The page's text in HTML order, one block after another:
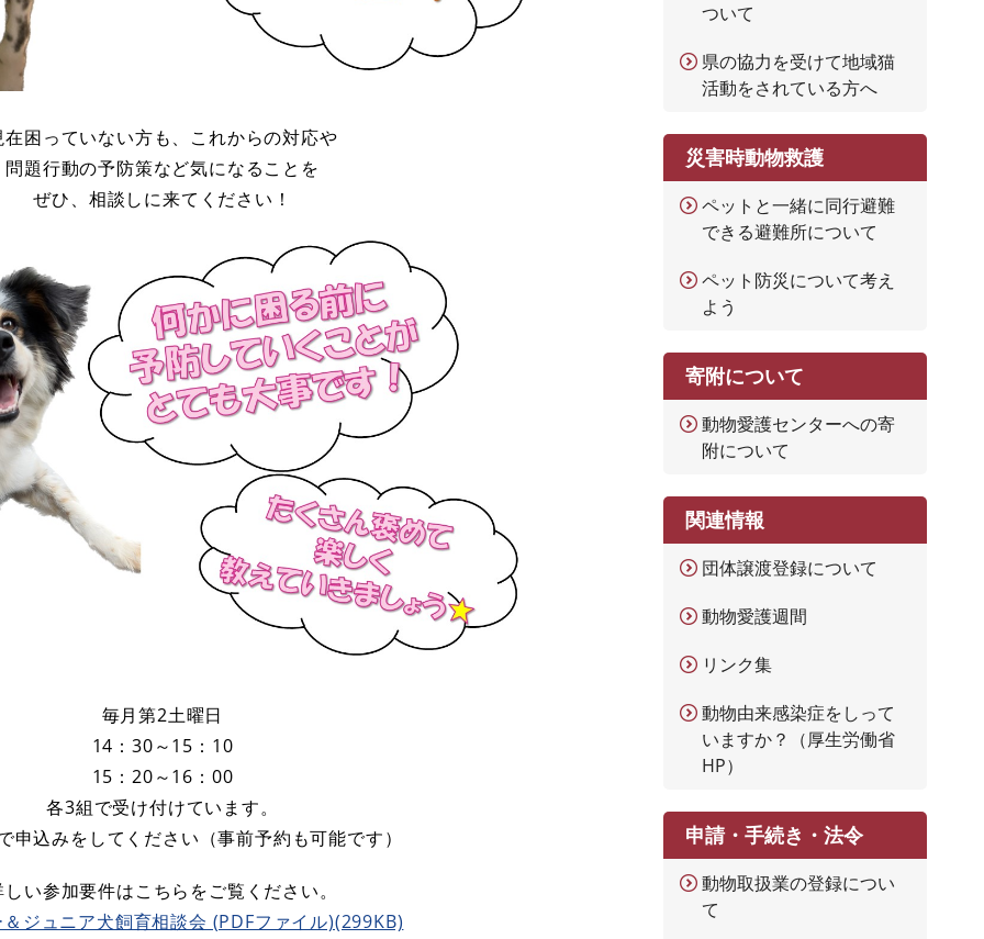
在困っていない方も、これからの対応や
問題行動の予防策など気になることを
ぜひ、相談しに来てください！
毎月第2土曜日
14：30～15：10
15：20～16：00
各3組で受け付けています。
申込みをしてください（事前予約も可能です）
しい参加要件はこちらをご覧ください。
ジュニア犬飼育相談会 (PDFファイル)(299KB)
ついて
県の協力を受けて地域猫
活動をされている方へ
災害時動物救護
ペットと一緒に同行避難
できる避難所について
ペット防災について考え
よう
寄附について
動物愛護センターへの寄
附について
関連情報
団体譲渡登録について
動物愛護週間
リンク集
動物由来感染症をしって
いますか？（厚生労働省
HP）
申請・手続き・法令
動物取扱業の登録につい
て